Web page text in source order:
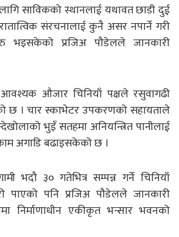
साविकको स्थानलाई यथावत छाडी दुई
संरचनालाई कुनै असर नपार्ने गरी
भइसकेको प्रजिअ पौडेलले जानकारी
औजार चिनियाँ पक्षले रसुवागढी
छ । चार स्काभेटर उपकरणको सहायताले
भुइँ सतहमा अनियन्त्रित पानीलाई
अगाडि बढाइसकेको छ ।
भदौ ३० गतेभित्र सम्पन्न गर्ने चिनियाँ
पाएको पनि प्रजिअ पौडेलले जानकारी
निर्माणाधीन एकीकृत भन्सार भवनको